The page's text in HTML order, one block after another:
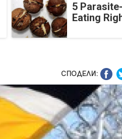
5
Eating
СПОДЕЛИ: